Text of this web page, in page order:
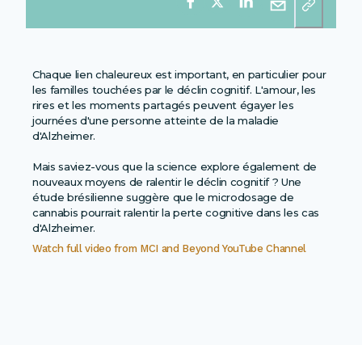
Chaque lien chaleureux est important, en particulier pour
les familles touchées par le déclin cognitif. L'amour, les
rires et les moments partagés peuvent égayer les
journées d'une personne atteinte de la maladie
d'Alzheimer.
Mais saviez-vous que la science explore également de
nouveaux moyens de ralentir le déclin cognitif ? Une
étude brésilienne suggère que le microdosage de
cannabis pourrait ralentir la perte cognitive dans les cas
d'Alzheimer.
Watch full video from MCI and Beyond YouTube Channel